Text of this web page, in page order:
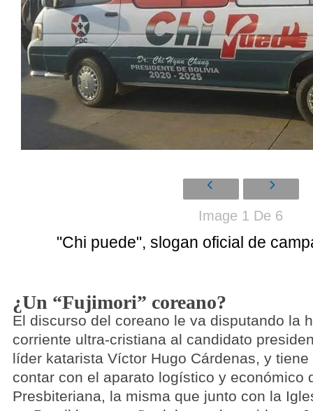
Image 1 De 6
"Chi puede", slogan oficial de
¿Un “Fujimori” coreano?
El discurso del coreano le va disputando la
corriente ultra-cristiana al candidato
líder katarista Víctor Hugo Cárdenas, y
contar con el aparato logístico y económico
Presbiteriana, la misma que junto con la